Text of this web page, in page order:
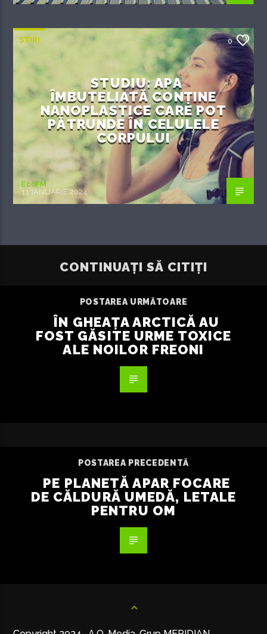
ȘTIRI 0
STUDIU: APA
ÎMBUTELIATĂ CONȚINE
NANOPLASTICE CARE POT
PĂTRUNDE ÎN CELULELE
CORPULUI
EcoFM
11 IANUARIE 2024
CONTINUAȚI SĂ CITIȚI
POSTAREA URMĂTOARE
ÎN GHEAȚA ARCTICĂ AU
FOST GĂSITE URME TOXICE
ALE NOILOR FREONI
POSTAREA PRECEDENTĂ
PE PLANETĂ APAR FOCARE
DE CĂLDURĂ UMEDĂ, LETALE
PENTRU OM